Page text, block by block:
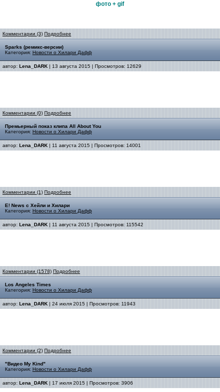
фото + gif
Комментарии (3) Подробнее
Sparks (ремикс-версии)
Категория: Новости о Хилари Дафф
автор: Lena_DARK | 13 августа 2015 | Просмотров: 12629
Комментарии (0) Подробнее
Премьерный показ клипа All About You
Категория: Новости о Хилари Дафф
автор: Lena_DARK | 11 августа 2015 | Просмотров: 14001
Комментарии (1) Подробнее
E! News с Хейли и Хилари
Категория: Новости о Хилари Дафф
автор: Lena_DARK | 11 августа 2015 | Просмотров: 115542
Комментарии (1578) Подробнее
Los Angeles Times
Категория: Новости о Хилари Дафф
автор: Lena_DARK | 24 июля 2015 | Просмотров: 11943
Комментарии (2) Подробнее
"Видео My Kind"
Категория: Новости о Хилари Дафф
автор: Lena_DARK | 17 июля 2015 | Просмотров: 3906